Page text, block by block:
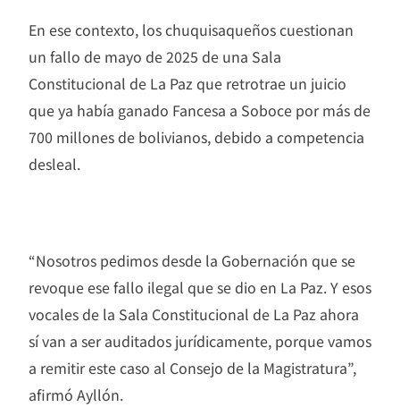
En ese contexto, los chuquisaqueños cuestionan
un fallo de mayo de 2025 de una Sala
Constitucional de La Paz que retrotrae un juicio
que ya había ganado Fancesa a Soboce por más de
700 millones de bolivianos, debido a competencia
desleal.
“Nosotros pedimos desde la Gobernación que se
revoque ese fallo ilegal que se dio en La Paz. Y esos
vocales de la Sala Constitucional de La Paz ahora
sí van a ser auditados jurídicamente, porque vamos
a remitir este caso al Consejo de la Magistratura”,
afirmó Ayllón.